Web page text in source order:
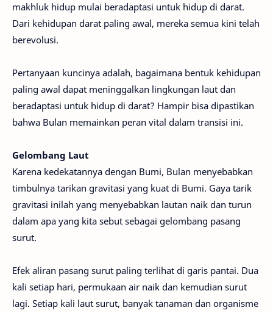
makhluk hidup mulai beradaptasi untuk hidup di darat.
Dari kehidupan darat paling awal, mereka semua kini telah
berevolusi.
Pertanyaan kuncinya adalah, bagaimana bentuk kehidupan
paling awal dapat meninggalkan lingkungan laut dan
beradaptasi untuk hidup di darat? Hampir bisa dipastikan
bahwa Bulan memainkan peran vital dalam transisi ini.
Gelombang Laut
Karena kedekatannya dengan Bumi, Bulan menyebabkan
timbulnya tarikan gravitasi yang kuat di Bumi. Gaya tarik
gravitasi inilah yang menyebabkan lautan naik dan turun
dalam apa yang kita sebut sebagai gelombang pasang
surut.
Efek aliran pasang surut paling terlihat di garis pantai. Dua
kali setiap hari, permukaan air naik dan kemudian surut
lagi. Setiap kali laut surut, banyak tanaman dan organisme